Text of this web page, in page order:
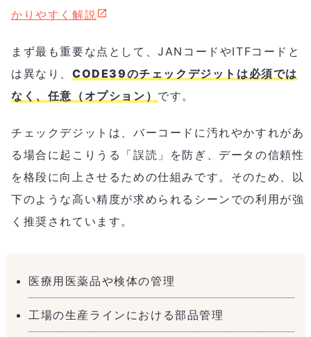
かりやすく解説
まず最も重要な点として、JANコードやITFコードと
は異なり、 CODE39のチェックデジットは必須では
なく、任意（オプション） です。
チェックデジットは、バーコードに汚れやかすれがあ
る場合に起こりうる「誤読」を防ぎ、データの信頼性
を格段に向上させるための仕組みです。そのため、以
下のような高い精度が求められるシーンでの利用が強
く推奨されています。
医療用医薬品や検体の管理
工場の生産ラインにおける部品管理